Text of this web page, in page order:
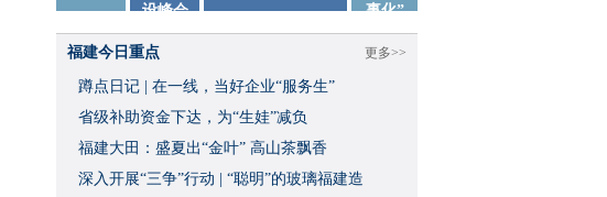
设峰会
事化”
更多>>
福建今日重点
蹲点日记 | 在一线，当好企业“服务生”
省级补助资金下达，为“生娃”减负
福建大田：盛夏出“金叶” 高山茶飘香
深入开展“三争”行动 | “聪明”的玻璃福建造